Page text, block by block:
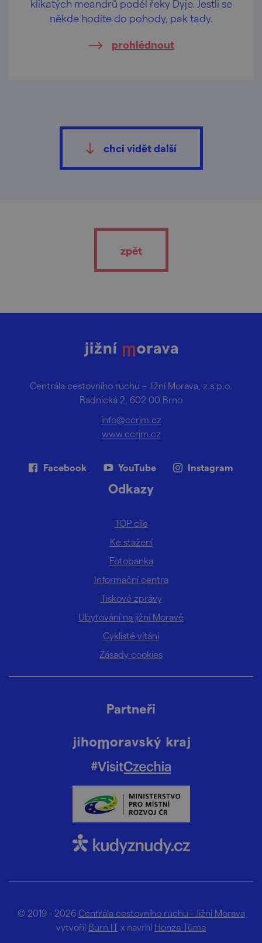
klikatých meandrů podél řeky Dyje. Jestli se
někde hodíte do pohody, pak tady.
prohlédnout
chci vidět další
zpět
Centrála cestovního ruchu – Jižní Morava, z.s.p.o.
Radnická 2, 602 00 Brno
info@ccrjm.cz
www.ccrjm.cz
Facebook YouTube Instagram
Odkazy
TOP cíle
Ke stažení
Fotobanka
Informační centra
Tiskové zprávy
Ubytování na jižní Moravě
Cyklisté vítáni
Zásady cookies
Partneři
© 2019 - 2026 Centrála cestovního ruchu - Jižní Morava
vytvořil Burn IT x navrhl Honza Tůma